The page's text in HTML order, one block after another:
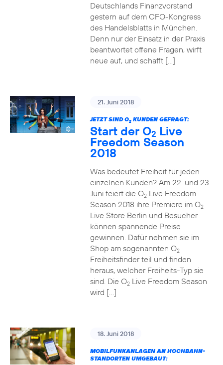
Deutschlands Finanzvorstand
gestern auf dem CFO-Kongress
des Handelsblatts in München.
Denn nur der Einsatz in der Praxis
beantwortet offene Fragen, wirft
neue auf, und schafft […]
21. Juni 2018
JETZT SIND O2KUNDEN GEFRAGT:
Start der O2 Live
Freedom Season
2018
Was bedeutet Freiheit für jeden
einzelnen Kunden? Am 22. und 23.
Juni feiert die O2Live Freedom
Season 2018 ihre Premiere im O2
Live Store Berlin und Besucher
können spannende Preise
gewinnen. Dafür nehmen sie im
Shop am sogenannten O2
Freiheitsfinder teil und finden
heraus, welcher Freiheits-Typ sie
sind. Die O2Live Freedom Season
wird […]
18. Juni 2018
MOBILFUNKANLAGEN AN HOCHBAHN-
STANDORTEN UMGEBAUT: